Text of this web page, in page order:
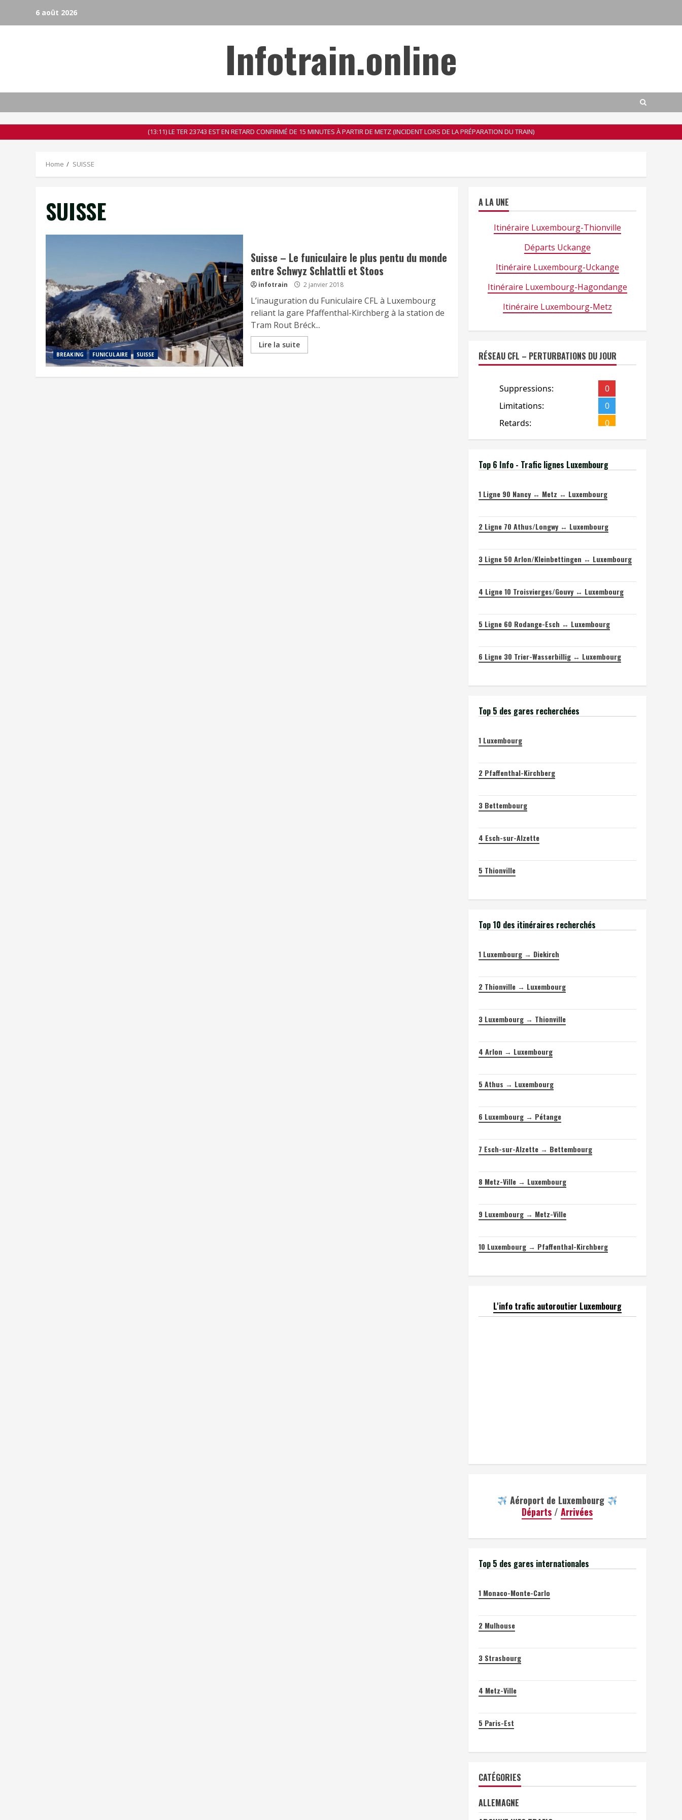
6 août 2026
Infotrain.online
(13:11) LE TER 23743 EST EN RETARD CONFIRMÉ DE 15 MINUTES À PARTIR DE METZ (INCIDENT LORS DE LA PRÉPARATION DU TRAIN)
Home SUISSE
SUISSE
BREAKING FUNICULAIRE SUISSE
Suisse – Le funiculaire le plus pentu du monde
entre Schwyz Schlattli et Stoos
infotrain 2 janvier 2018
L’inauguration du Funiculaire CFL à Luxembourg
reliant la gare Pfaffenthal-Kirchberg à la station de
Tram Rout Bréck...
Lire la suite
A LA UNE
Itinéraire Luxembourg-Thionville
Départs Uckange
Itinéraire Luxembourg-Uckange
Itinéraire Luxembourg-Hagondange
Itinéraire Luxembourg-Metz
RÉSEAU CFL – PERTURBATIONS DU JOUR
Top 6 Info - Trafic lignes Luxembourg
1Ligne 90 Nancy ↔ Metz ↔ Luxembourg
2Ligne 70 Athus/Longwy ↔ Luxembourg
3Ligne 50 Arlon/Kleinbettingen ↔ Luxembourg
4 Ligne 10 Troisvierges/Gouvy ↔ Luxembourg
5 Ligne 60 Rodange-Esch ↔ Luxembourg
6 Ligne 30 Trier-Wasserbillig ↔ Luxembourg
Top 5 des gares recherchées
1 Luxembourg
2 Pfaffenthal-Kirchberg
3 Bettembourg
4 Esch-sur-Alzette
5 Thionville
Top 10 des itinéraires recherchés
1 Luxembourg → Diekirch
2 Thionville → Luxembourg
3 Luxembourg → Thionville
4 Arlon → Luxembourg
5 Athus → Luxembourg
6 Luxembourg → Pétange
7 Esch-sur-Alzette → Bettembourg
8 Metz-Ville → Luxembourg
9 Luxembourg → Metz-Ville
10 Luxembourg → Pfaffenthal-Kirchberg
L'info trafic autoroutier Luxembourg
Aéroport de Luxembourg
Départs /Arrivées
Top 5 des gares internationales
1 Monaco-Monte-Carlo
2 Mulhouse
3 Strasbourg
4 Metz-Ville
5 Paris-Est
CATÉGORIES
ALLEMAGNE